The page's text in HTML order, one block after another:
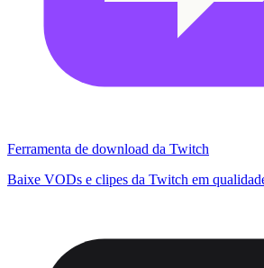
Ferramenta de download da Twitch
Baixe VODs e clipes da Twitch em